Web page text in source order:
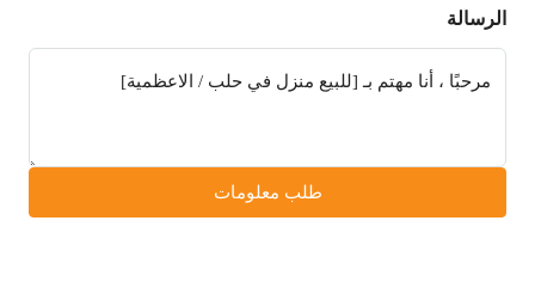
الرسالة
طلب معلومات